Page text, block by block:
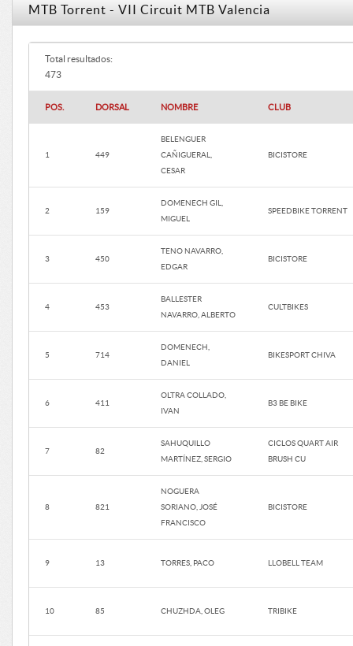
MTB Torrent - VII Circuit MTB Valencia
Total resultados:
473
POS. DORSAL NOMBRE CLUB
1 449
BELENGUER
CAÑIGUERAL,
CESAR
BICISTORE
2 159
DOMENECH GIL,
MIGUEL
SPEEDBIKE TORRENT
3 450
TENO NAVARRO,
EDGAR
BICISTORE
4 453
BALLESTER
NAVARRO, ALBERTO
CULTBIKES
5 714
DOMENECH,
DANIEL
BIKESPORT CHIVA
6 411
OLTRA COLLADO,
IVAN
B3 BE BIKE
7 82
SAHUQUILLO
MARTÍNEZ, SERGIO
CICLOS QUART AIR
BRUSH CU
8 821
NOGUERA
SORIANO, JOSÉ
FRANCISCO
BICISTORE
9 13 TORRES, PACO LLOBELL TEAM
10 85 CHUZHDA, OLEG TRIBIKE